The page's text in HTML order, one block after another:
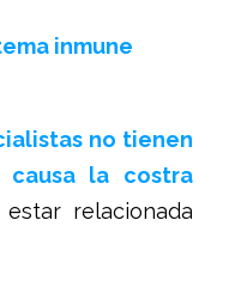
inmune
no tienen
la costra
relacionada